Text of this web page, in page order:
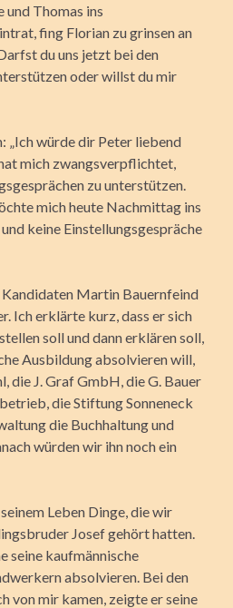
und Thomas ins
fing Florian zu grinsen an
du uns jetzt bei den
oder willst du mir
„Ich würde dir Peter liebend
mich zwangsverpflichtet,
zu unterstützen.
mich heute Nachmittag ins
keine Einstellungsgespräche
Martin Bauernfeind
Ich erklärte kurz, dass er sich
soll und dann erklären soll,
Ausbildung absolvieren will,
die J. Graf GmbH, die G. Bauer
die Stiftung Sonneneck
die Buchhaltung und
würden wir ihn noch ein
Leben Dinge, die wir
Josef gehört hatten.
seine kaufmännische
absolvieren. Bei den
von mir kamen, zeigte er seine